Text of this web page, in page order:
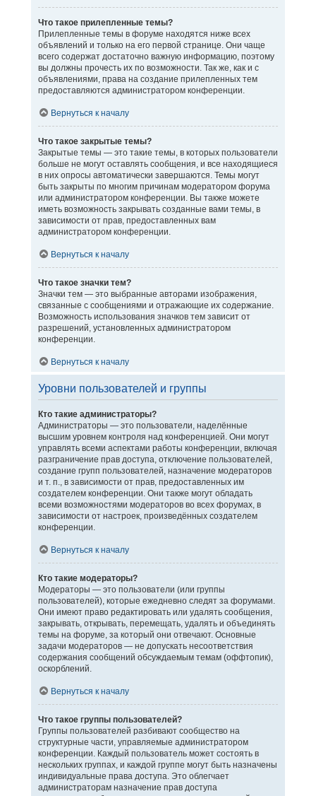
Что такое прилепленные темы?
Прилепленные темы в форуме находятся ниже всех
объявлений и только на его первой странице. Они чаще
всего содержат достаточно важную информацию, поэтому
вы должны прочесть их по возможности. Так же, как и с
объявлениями, права на создание прилепленных тем
предоставляются администратором конференции.
Вернуться к началу
Что такое закрытые темы?
Закрытые темы — это такие темы, в которых пользователи
больше не могут оставлять сообщения, и все находящиеся
в них опросы автоматически завершаются. Темы могут
быть закрыты по многим причинам модератором форума
или администратором конференции. Вы также можете
иметь возможность закрывать созданные вами темы, в
зависимости от прав, предоставленных вам
администратором конференции.
Вернуться к началу
Что такое значки тем?
Значки тем — это выбранные авторами изображения,
связанные с сообщениями и отражающие их содержание.
Возможность использования значков тем зависит от
разрешений, установленных администратором
конференции.
Вернуться к началу
Уровни пользователей и группы
Кто такие администраторы?
Администраторы — это пользователи, наделённые
высшим уровнем контроля над конференцией. Они могут
управлять всеми аспектами работы конференции, включая
разграничение прав доступа, отключение пользователей,
создание групп пользователей, назначение модераторов
и т. п., в зависимости от прав, предоставленных им
создателем конференции. Они также могут обладать
всеми возможностями модераторов во всех форумах, в
зависимости от настроек, произведённых создателем
конференции.
Вернуться к началу
Кто такие модераторы?
Модераторы — это пользователи (или группы
пользователей), которые ежедневно следят за форумами.
Они имеют право редактировать или удалять сообщения,
закрывать, открывать, перемещать, удалять и объединять
темы на форуме, за который они отвечают. Основные
задачи модераторов — не допускать несоответствия
содержания сообщений обсуждаемым темам (оффтопик),
оскорблений.
Вернуться к началу
Что такое группы пользователей?
Группы пользователей разбивают сообщество на
структурные части, управляемые администратором
конференции. Каждый пользователь может состоять в
нескольких группах, и каждой группе могут быть назначены
индивидуальные права доступа. Это облегчает
администраторам назначение прав доступа